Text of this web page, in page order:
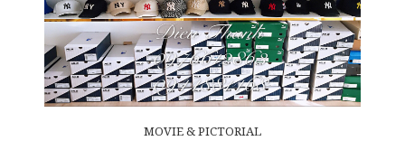
MOVIE & PICTORIAL